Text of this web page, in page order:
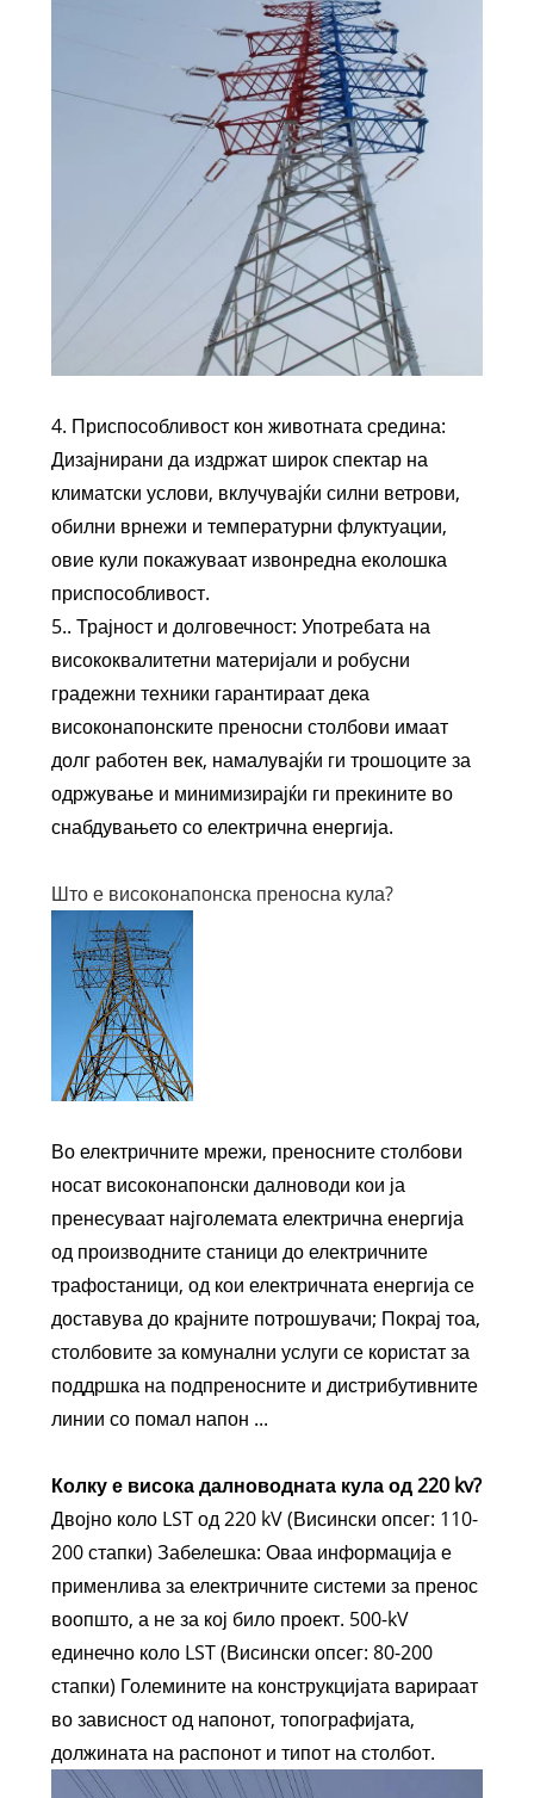
4. Приспособливост кон животната средина:
Дизајнирани да издржат широк спектар на
климатски услови, вклучувајќи силни ветрови,
обилни врнежи и температурни флуктуации,
овие кули покажуваат извонредна еколошка
приспособливост.
5.. Трајност и долговечност: Употребата на
висококвалитетни материјали и робусни
градежни техники гарантираат дека
високонапонските преносни столбови имаат
долг работен век, намалувајќи ги трошоците за
одржување и минимизирајќи ги прекините во
снабдувањето со електрична енергија.
Што е високонапонска преносна кула?
Во електричните мрежи, преносните столбови
носат високонапонски далноводи кои ја
пренесуваат најголемата електрична енергија
од производните станици до електричните
трафостаници, од кои електричната енергија се
доставува до крајните потрошувачи; Покрај тоа,
столбовите за комунални услуги се користат за
поддршка на подпреносните и дистрибутивните
линии со помал напон ...
Колку е висока далноводната кула од 220 kv?
Двојно коло LST од 220 kV (Висински опсег: 110-
200 стапки) Забелешка: Оваа информација е
применлива за електричните системи за пренос
воопшто, а не за кој било проект. 500-kV
единечно коло LST (Висински опсег: 80-200
стапки) Големините на конструкцијата варираат
во зависност од напонот, топографијата,
должината на распонот и типот на столбот.